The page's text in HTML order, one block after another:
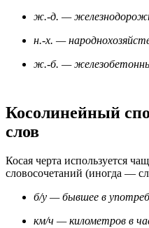
ж.-д. —
н.-х. —
ж.-б. —
Косолинейный
слов
Косая черта используется
словосочетаний (иногда —
б/у — бывшее в
км/ч — километров в